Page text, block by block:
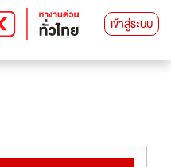
เข้าสู่ระบบ